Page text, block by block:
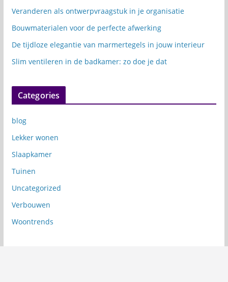
Veranderen als ontwerpvraagstuk in je organisatie
Bouwmaterialen voor de perfecte afwerking
De tijdloze elegantie van marmertegels in jouw interieur
Slim ventileren in de badkamer: zo doe je dat
Categories
blog
Lekker wonen
Slaapkamer
Tuinen
Uncategorized
Verbouwen
Woontrends